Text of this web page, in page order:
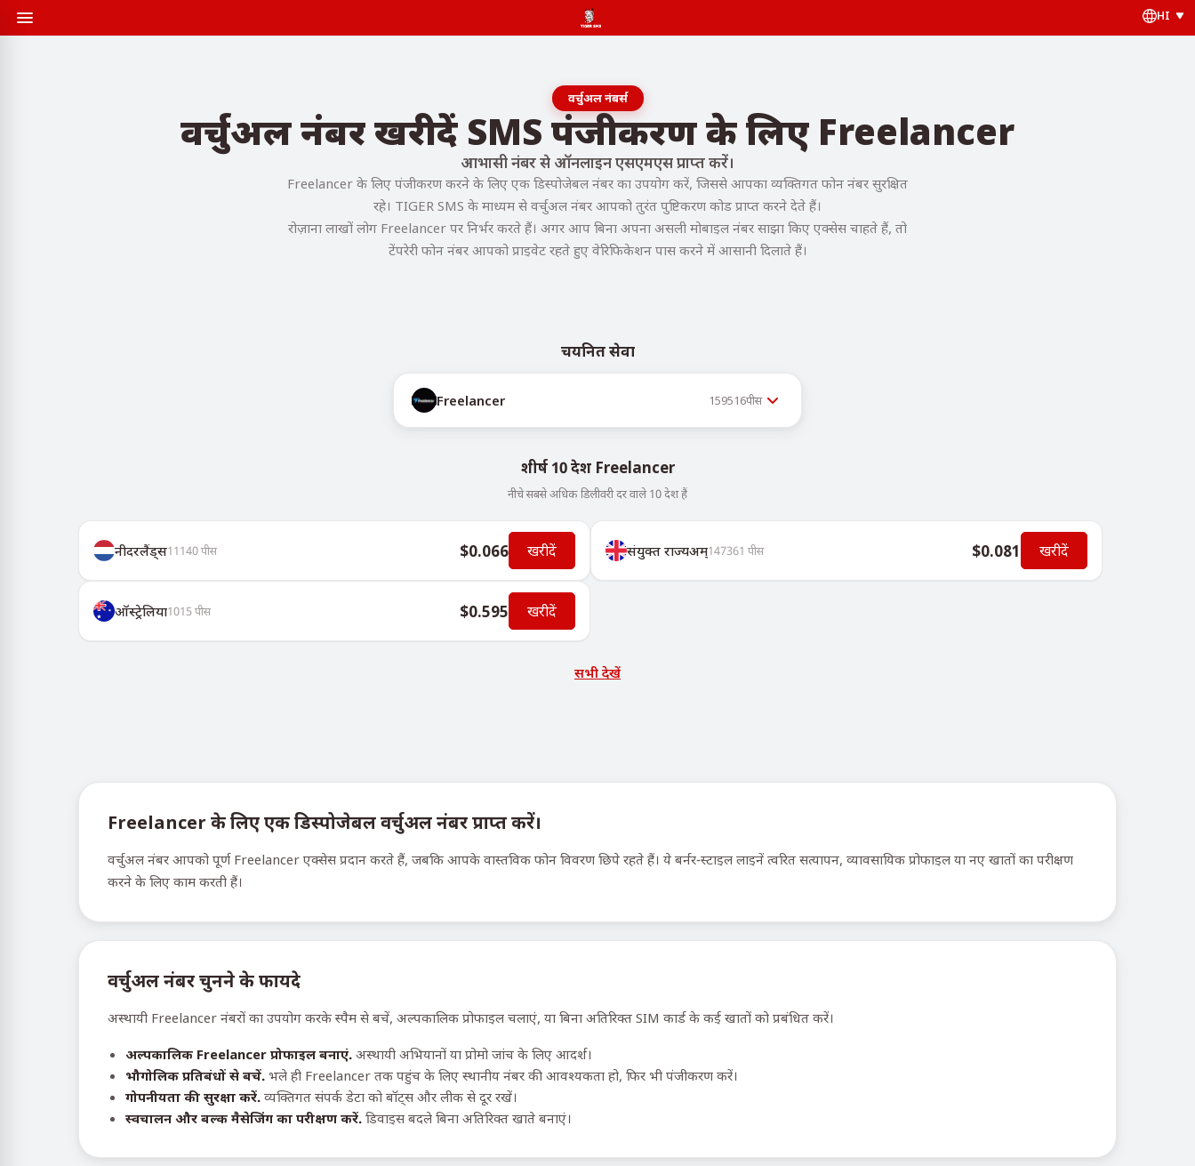
HI
वर्चुअल नंबर्स
वर्चुअल नंबर खरीदें SMS पंजीकरण के लिए Freelancer
आभासी नंबर से ऑनलाइन एसएमएस प्राप्त करें।
Freelancer के लिए पंजीकरण करने के लिए एक डिस्पोजेबल नंबर का उपयोग करें, जिससे आपका व्यक्तिगत फोन नंबर सुरक्षित
रहे। TIGER SMS के माध्यम से वर्चुअल नंबर आपको तुरंत पुष्टिकरण कोड प्राप्त करने देते हैं।
रोज़ाना लाखों लोग Freelancer पर निर्भर करते हैं। अगर आप बिना अपना असली मोबाइल नंबर साझा किए एक्सेस चाहते हैं, तो
टेंपरेरी फोन नंबर आपको प्राइवेट रहते हुए वेरिफिकेशन पास करने में आसानी दिलाते हैं।
चयनित सेवा
Freelancer 159516पीस
शीर्ष 10 देश Freelancer
नीचे सबसे अधिक डिलीवरी दर वाले 10 देश हैं
नीदरलैंड्स11140पीस $0.066 खरीदें संयुक्त राज्यअम्147361 पीस $0.081 खरीदें
ऑस्ट्रेलिया1015पीस $0.595 खरीदें
सभी देखें
Freelancer के लिए एक डिस्पोजेबल वर्चुअल नंबर प्राप्त करें।
वर्चुअल नंबर आपको पूर्ण Freelancer एक्सेस प्रदान करते हैं, जबकि आपके वास्तविक फोन विवरण छिपे रहते हैं। ये बर्नर-स्टाइल लाइनें त्वरित सत्यापन, व्यावसायिक प्रोफाइल या नए खातों का परीक्षण
करने के लिए काम करती हैं।
वर्चुअल नंबर चुनने के फायदे
अस्थायी Freelancer नंबरों का उपयोग करके स्पैम से बचें, अल्पकालिक प्रोफाइल चलाएं, या बिना अतिरिक्त SIM कार्ड के कई खातों को प्रबंधित करें।
अल्पकालिक Freelancer प्रोफाइल बनाएं. अस्थायी अभियानों या प्रोमो जांच के लिए आदर्श।
भौगोलिक प्रतिबंधों से बचें. भले ही Freelancer तक पहुंच के लिए स्थानीय नंबर की आवश्यकता हो, फिर भी पंजीकरण करें।
गोपनीयता की सुरक्षा करें. व्यक्तिगत संपर्क डेटा को बॉट्स और लीक से दूर रखें।
स्वचालन और बल्क मैसेजिंग का परीक्षण करें. डिवाइस बदले बिना अतिरिक्त खाते बनाएं।